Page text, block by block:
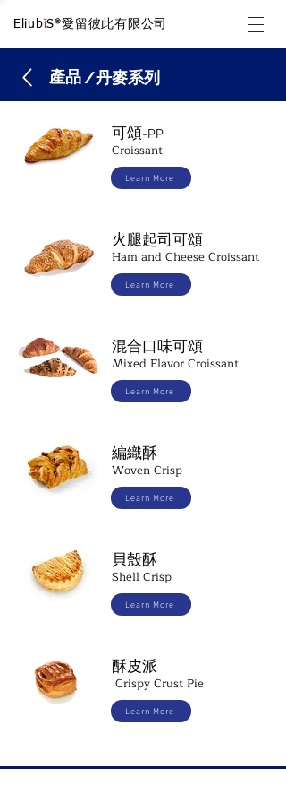
EliubīS®愛留彼此有限公司
​產品/丹麥系列
可頌-PP
Croissant
Learn More
火腿起司可頌
Ham and Cheese Croissant
Learn More
混合口味可頌
Mixed Flavor Croissant
Learn More
編織酥
Woven Crisp
Learn More
貝殼酥
Shell Crisp
Learn More
酥皮派
Crispy Crust Pie
Learn More